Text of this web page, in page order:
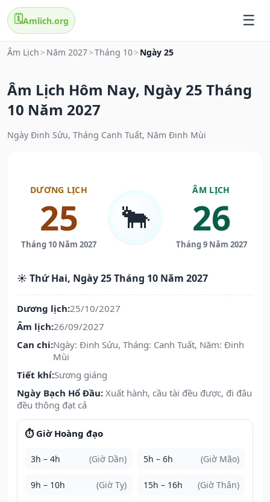
🗓️Amlich.org
Âm Lịch > Năm 2027>Tháng 10> Ngày 25
Âm Lịch Hôm Nay, Ngày 25 Tháng
10 Năm 2027
Ngày Đinh Sửu, Tháng Canh Tuất, Năm Đinh Mùi
DƯƠNG LỊCH
25
Tháng 10 Năm 2027
🐂
ÂM LỊCH
26
Tháng 9 Năm 2027
☀️ Thứ Hai, Ngày 25 Tháng 10 Năm 2027
Dương lịch:25/10/2027
Âm lịch:26/09/2027
Can chi:Ngày: Đinh Sửu, Tháng: Canh Tuất, Năm: Đinh
Mùi
Tiết khí:Sương giáng
Ngày Bạch Hổ Đầu: Xuất hành, cầu tài đều được, đi đâu
đều thông đạt cả
⏱️ Giờ Hoàng đạo
3h – 4h (Giờ Dần) 5h – 6h (Giờ Mão)
9h – 10h (Giờ Tỵ) 15h – 16h (Giờ Thân)